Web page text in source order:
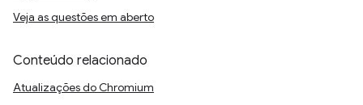
Veja as questões em aberto
Conteúdo relacionado
Atualizações do Chromium